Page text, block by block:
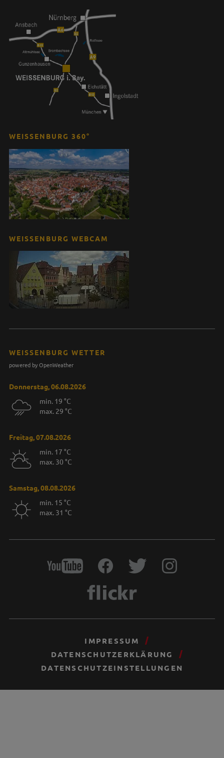
WEISSENBURG 360°
WEISSENBURG WEBCAM
WEISSENBURG WETTER
powered by OpenWeather
Donnerstag, 06.08.2026
min. 19 °C
max. 29 °C
Freitag, 07.08.2026
min. 17 °C
max. 30 °C
Samstag, 08.08.2026
min. 15 °C
max. 31 °C
IMPRESSUM
DATENSCHUTZERKLÄRUNG
DATENSCHUTZEINSTELLUNGEN